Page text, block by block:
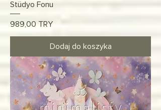
Stüdyo Fonu
Cena
989,00 TRY
Dodaj do koszyka